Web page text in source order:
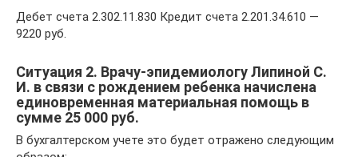
Дебет счета 2.302.11.830 Кредит счета 2.201.34.610 —
9220 руб.
Ситуация 2. Врачу-эпидемиологу Липиной С.
И. в связи с рождением ребенка начислена
единовременная материальная помощь в
сумме 25 000 руб.
В бухгалтерском учете это будет отражено следующим